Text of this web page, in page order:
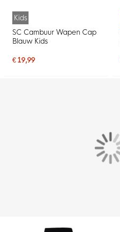
Kids
SC Cambuur Wapen Cap
Blauw Kids
€ 19,99